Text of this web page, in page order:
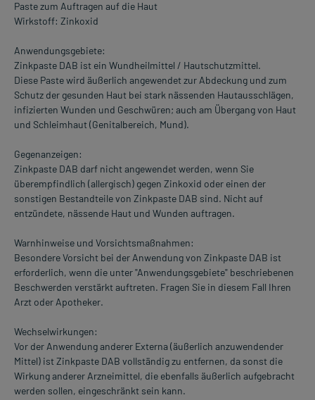
Paste zum Auftragen auf die Haut
Wirkstoff: Zinkoxid
Anwendungsgebiete:
Zinkpaste DAB ist ein Wundheilmittel / Hautschutzmittel.
Diese Paste wird äußerlich angewendet zur Abdeckung und zum
Schutz der gesunden Haut bei stark nässenden Hautausschlägen,
infizierten Wunden und Geschwüren; auch am Übergang von Haut
und Schleimhaut (Genitalbereich, Mund).
Gegenanzeigen:
Zinkpaste DAB darf nicht angewendet werden, wenn Sie
überempfindlich (allergisch) gegen Zinkoxid oder einen der
sonstigen Bestandteile von Zinkpaste DAB sind. Nicht auf
entzündete, nässende Haut und Wunden auftragen.
Warnhinweise und Vorsichtsmaßnahmen:
Besondere Vorsicht bei der Anwendung von Zinkpaste DAB ist
erforderlich, wenn die unter "Anwendungsgebiete" beschriebenen
Beschwerden verstärkt auftreten. Fragen Sie in diesem Fall Ihren
Arzt oder Apotheker.
Wechselwirkungen:
Vor der Anwendung anderer Externa (äußerlich anzuwendender
Mittel) ist Zinkpaste DAB vollständig zu entfernen, da sonst die
Wirkung anderer Arzneimittel, die ebenfalls äußerlich aufgebracht
werden sollen, eingeschränkt sein kann.